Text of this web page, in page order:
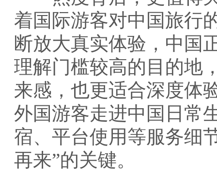
着国际游客对中国旅行
断放大真实体验，中国
理解门槛较高的目的地
来感，也更适合深度体
外国游客走进中国日常
宿、平台使用等服务细
再来”的关键。